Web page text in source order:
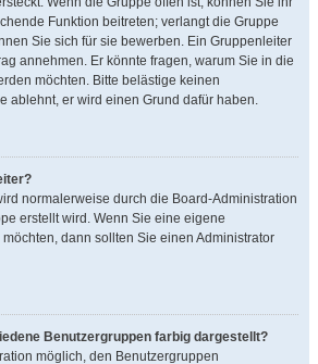
Funktion beitreten; verlangt die Gruppe
Sie sich für sie bewerben. Ein Gruppenleiter
annehmen. Er könnte fragen, warum Sie in die
möchten. Bitte belästige keinen
ablehnt, er wird einen Grund dafür haben.
normalerweise durch die Board-Administration
erstellt wird. Wenn Sie eine eigene
dann sollten Sie einen Administrator
Benutzergruppen farbig dargestellt?
möglich, den Benutzergruppen